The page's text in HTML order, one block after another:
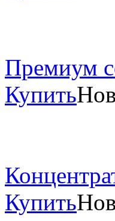
Премиум
Купить
Купить